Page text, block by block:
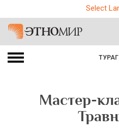
Select
Мастер-